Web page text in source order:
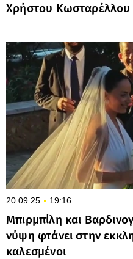
Χρήστου Κωσταρέλλου
20.09.25 19:16
Μπιρμπίλη και
νύψη φτάνει στην
καλεσμένοι